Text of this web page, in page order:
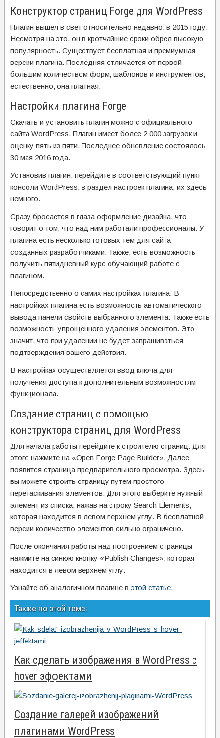
Конструктор страниц Forge для WordPress
Плагин вышел в свет относительно недавно, в 2015 году.
Несмотря на это, он в кротчайшие сроки обрел высокую
популярность. Существует бесплатная и премиумная
версии плагина. Последняя отличается от первой
большим количеством форм, шаблонов и инструментов,
естественно, она платная.
Настройки плагина Forge
Скачать и установить плагин можно с официального
сайта WordPress. Плагин имеет более 2 000 загрузок и
оценку пять из пяти. Последнее обновление состоялось
30 мая 2016 года.
Установив плагин, перейдите в соответствующий пункт
консоли WordPress, в раздел настроек плагина, их здесь
немного.
Сразу бросается в глаза оформление дизайна, что
говорит о том, что над ним работали профессионалы. У
плагина есть несколько готовых тем для сайта
созданных разработчиками. Также, есть возможность
получить пятидневный курс обучающий работе с
плагином.
Непосредственно о самих настройках плагина. В
настройках плагина есть возможность автоматического
вывода панели свойств выбранного элемента. Также есть
возможность упрощенного удаления элементов. Это
значит, что при удалении не будет запрашиваться
подтверждения вашего действия.
В настройках осуществляется ввод ключа для
получения доступа к дополнительным возможностям
функционала.
Создание страниц с помощью
конструктора страниц для WordPress
Для начала работы перейдите к строителю страниц. Для
этого нажмите на «Open Forge Page Builder». Далее
появится страница предварительного просмотра. Здесь
вы можете строить страницу путем простого
перетаскивания элементов. Для этого выберите нужный
элемент из списка, нажав на строку Search Elements,
которая находится в левом верхнем углу. В бесплатной
версии количество элементов сильно ограничено.
После окончания работы над построением страницы
нажмите на синюю кнопку «Publish Changes», которая
находится в левом верхнем углу.
Узнайте об аналогичном плагине в этой статье.
Также по этой теме:
Как сделать изображения в WordPress с
hover эффектами
Создание галерей изображений
плагинами WordPress